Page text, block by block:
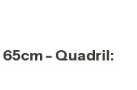
- Quadril: